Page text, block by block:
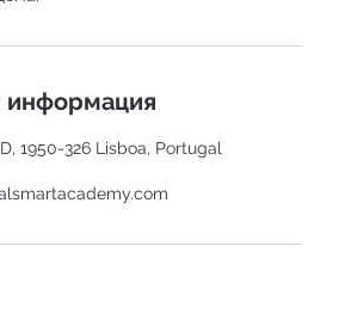
информация
1950-326 Lisboa, Portugal